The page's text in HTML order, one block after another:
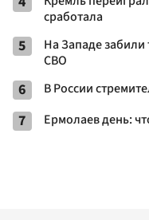
сработала
5
На Западе забили
СВО
6 В России
7 Ермолаев день: